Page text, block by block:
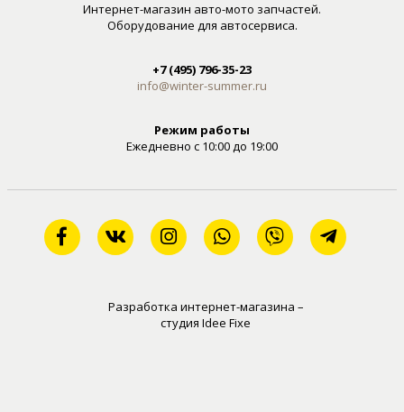
Интернет-магазин авто-мото запчастей.
Оборудование для автосервиса.
+7 (495) 796-35-23
info@winter-summer.ru
Режим работы
Ежедневно с 10:00 до 19:00
Разработка интернет-магазина –
студия Idee Fixe